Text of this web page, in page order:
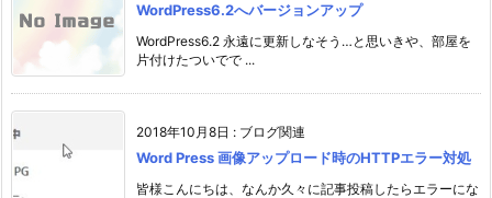
WordPress6.2へバージョンアップ
WordPress6.2 永遠に更新しなそう…と思いきや、部屋を
片付けたついでで ...
2018年10月8日 : ブログ関連
Word Press 画像アップロード時のHTTPエラー対処
皆様こんにちは、なんか久々に記事投稿したらエラーにな